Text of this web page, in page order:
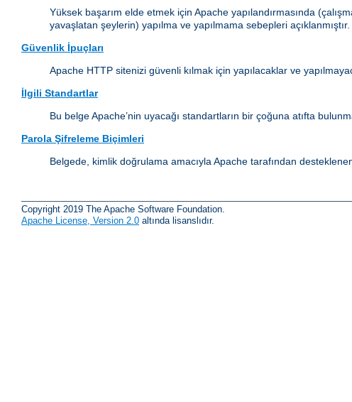
Yüksek başarım elde etmek için Apache yapılandırmasında
yavaşlatan şeylerin) yapılma ve yapılmama sebepleri açıklanmıştır.
Güvenlik İpuçları
Apache HTTP sitenizi güvenli kılmak için yapılacaklar ve
İlgili Standartlar
Bu belge Apache’nin uyacağı standartların bir çoğuna atıfta
Parola Şifreleme Biçimleri
Belgede, kimlik doğrulama amacıyla Apache tarafından
Copyright 2019 The Apache Software Foundation.
Apache License, Version 2.0 altında lisanslıdır.